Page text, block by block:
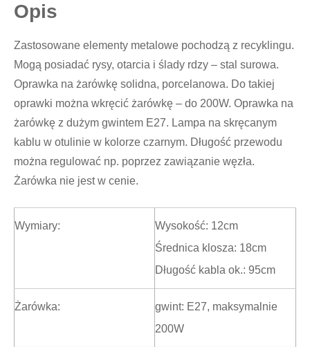
Opis
Zastosowane elementy metalowe pochodzą z recyklingu.
Mogą posiadać rysy, otarcia i ślady rdzy – stal surowa.
Oprawka na żarówkę solidna, porcelanowa. Do takiej
oprawki można wkręcić żarówkę – do 200W. Oprawka na
żarówkę z dużym gwintem E27. Lampa na skręcanym
kablu w otulinie w kolorze czarnym. Długość przewodu
można regulować np. poprzez zawiązanie węzła.
Żarówka nie jest w cenie.
Wymiary:
Wysokość: 12cm
Średnica klosza: 18cm
Długość kabla ok.: 95cm
Żarówka:
gwint: E27, maksymalnie
200W